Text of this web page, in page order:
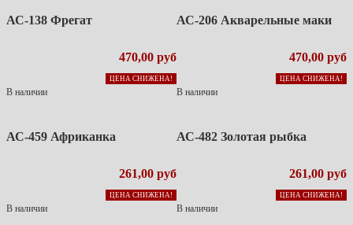
АС-138 Фрегат
470,00 руб
ЦЕНА СНИЖЕНА!
В наличии
АС-206 Акварельные маки
470,00 руб
ЦЕНА СНИЖЕНА!
В наличии
АС-459 Африканка
261,00 руб
ЦЕНА СНИЖЕНА!
В наличии
АС-482 Золотая рыбка
261,00 руб
ЦЕНА СНИЖЕНА!
В наличии